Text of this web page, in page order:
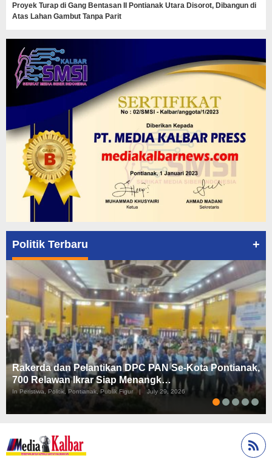
Proyek Turap di Gang Bentasan II Pontianak Utara Disorot, Dibangun di
Atas Lahan Gambut Tanpa Parit
Politik Terbaru +
Rakerda dan Pelantikan DPC PAN Se-Kota Pontianak,
700 Relawan Ikrar Siap Menangk…
In Peristiwa, Politik, Pontianak, Publik Figur July 29, 2026